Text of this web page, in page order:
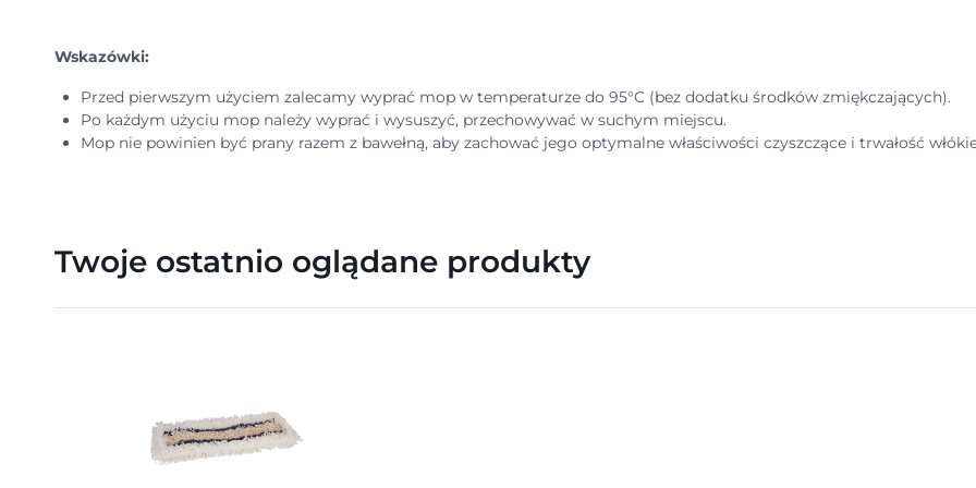
Wskazówki:
Przed pierwszym użyciem zalecamy wyprać mop w temperaturze do 95°C (bez dodatku środków zmiękczających).
Po każdym użyciu mop należy wyprać i wysuszyć, przechowywać w suchym miejscu.
Mop nie powinien być prany razem z bawełną, aby zachować jego optymalne właściwości czyszczące i trwałość
Twoje ostatnio oglądane produkty